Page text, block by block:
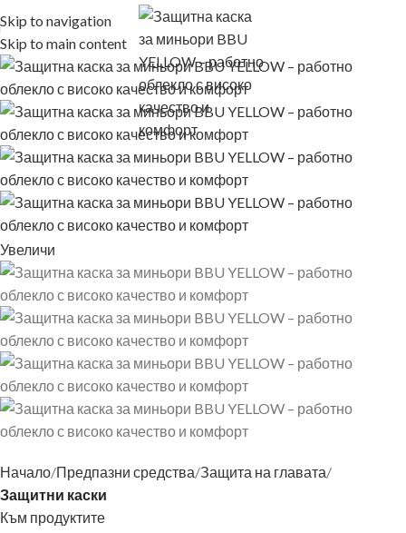
Skip to navigation
Skip to main content
Увеличи
Начало Предпазни средства Защита на главата
Защитни каски
Към продуктите